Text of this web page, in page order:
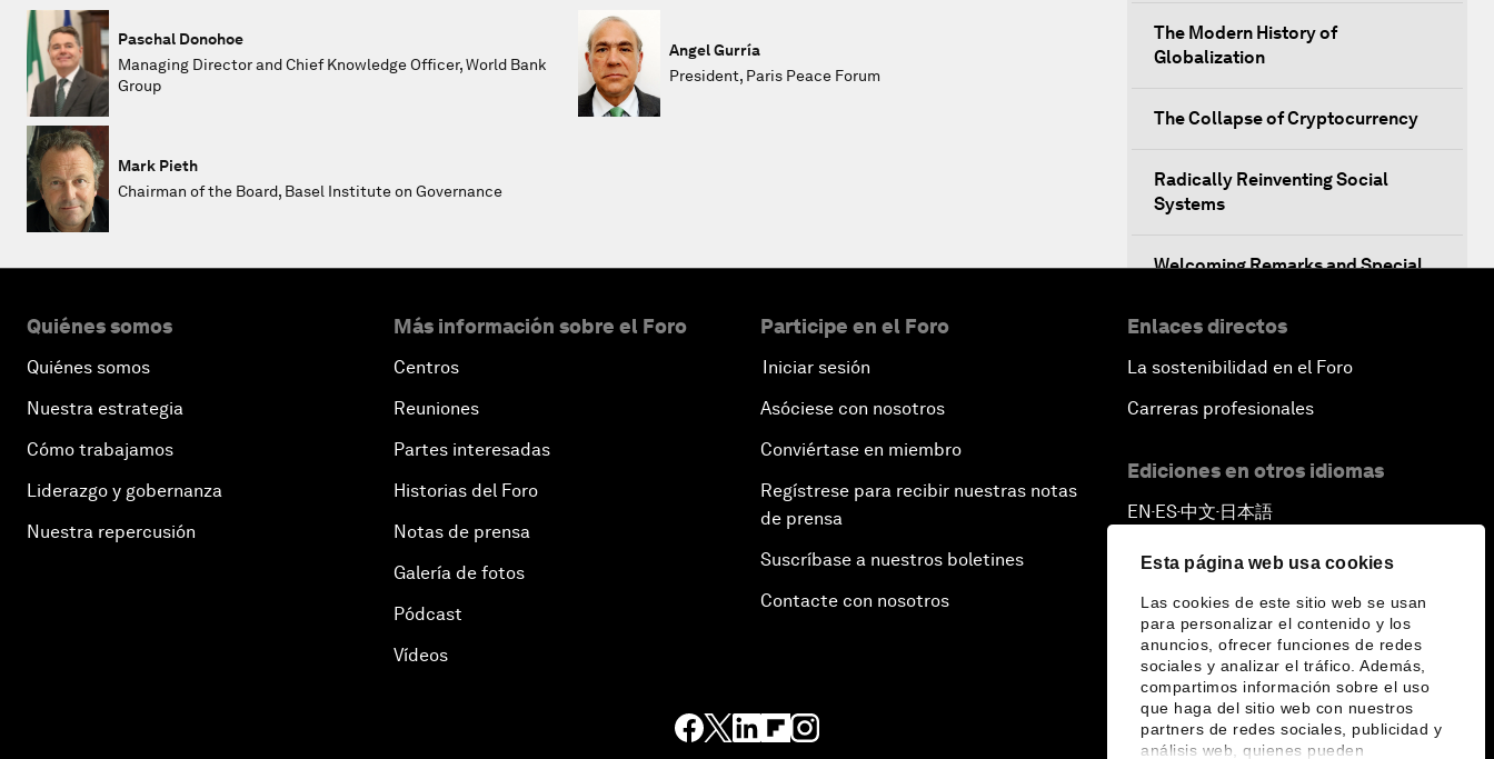
Esta página web usa cookies
Las cookies de este sitio web se usan
para personalizar el contenido y los
anuncios, ofrecer funciones de redes
sociales y analizar el tráfico. Además,
compartimos información sobre el uso
que haga del sitio web con nuestros
partners de redes sociales, publicidad y
análisis web, quienes pueden
Paschal Donohoe
Managing Director and Chief Knowledge Officer, World Bank
Group
Angel Gurría
President, Paris Peace Forum
Mark Pieth
Chairman of the Board, Basel Institute on Governance
The Modern History of
Globalization
The Collapse of Cryptocurrency
Radically Reinventing Social
Systems
Welcoming Remarks and Special
Automated Markets
Peace and Reconciliation in a
Multipolar World
Managing a Global Garbage Crisis
Plastic Pollution: An End in Sight?
Nuclear Brinksmanship
Close Encounters with Jane
Quiénes somos
Quiénes somos
Nuestra estrategia
Cómo trabajamos
Liderazgo y gobernanza
Nuestra repercusión
Más información sobre el Foro
Centros
Reuniones
Partes interesadas
Historias del Foro
Notas de prensa
Galería de fotos
Pódcast
Vídeos
Participe en el Foro
Iniciar sesión
Asóciese con nosotros
Conviértase en miembro
Regístrese para recibir nuestras notas
de prensa
Suscríbase a nuestros boletines
Contacte con nosotros
Enlaces directos
La sostenibilidad en el Foro
Carreras profesionales
Ediciones en otros idiomas
EN ▪ES▪中文▪ 日本語